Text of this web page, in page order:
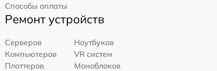
Способы оплаты
Ремонт устройств
Серверов
Ноутбуков
Компьютеров
VR систем
Плоттеров
Моноблоков